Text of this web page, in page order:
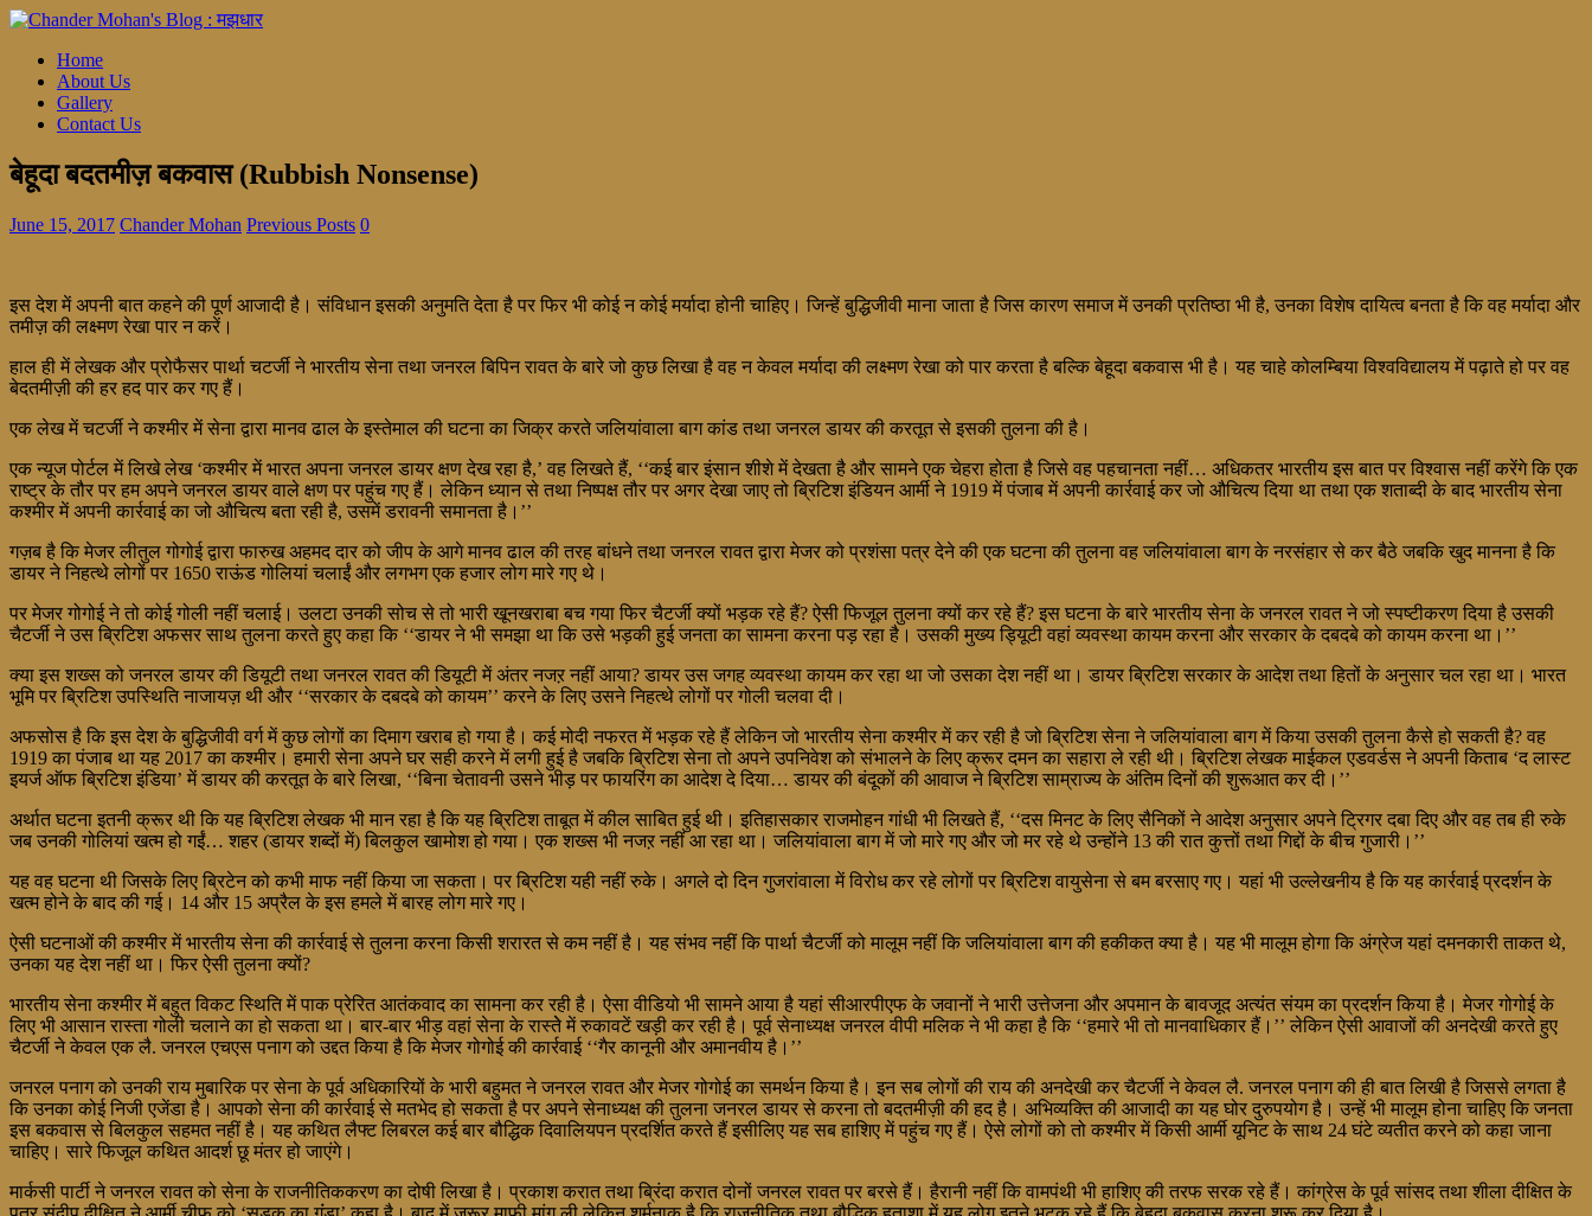
Home
About Us
Gallery
Contact Us
बेहूदा बदतमीज़ बकवास (Rubbish Nonsense)
June 15, 2017 Chander Mohan Previous Posts 0
इस देश में अपनी बात कहने की पूर्ण आजादी है। संविधान इसकी अनुमति देता है पर फिर भी कोई न कोई मर्यादा होनी चाहिए। जिन्हें बुद्धिजीवी माना जाता है जिस कारण समाज में उनकी प्रतिष्ठा भी है, उनका विशेष दायित्व बनता है कि वह मर्यादा और
तमीज़ की लक्ष्मण रेखा पार न करें।
हाल ही में लेखक और प्रोफैसर पार्था चटर्जी ने भारतीय सेना तथा जनरल बिपिन रावत के बारे जो कुछ लिखा है वह न केवल मर्यादा की लक्ष्मण रेखा को पार करता है बल्कि बेहूदा बकवास भी है। यह चाहे कोलम्बिया विश्वविद्यालय में पढ़ाते हो पर वह
बेदतमीज़ी की हर हद पार कर गए हैं।
एक लेख में चटर्जी ने कश्मीर में सेना द्वारा मानव ढाल के इस्तेमाल की घटना का जिक्र करते जलियांवाला बाग कांड तथा जनरल डायर की करतूत से इसकी तुलना की है।
एक न्यूज पोर्टल में लिखे लेख ‘कश्मीर में भारत अपना जनरल डायर क्षण देख रहा है,’ वह लिखते हैं, ‘‘कई बार इंसान शीशे में देखता है और सामने एक चेहरा होता है जिसे वह पहचानता नहीं… अधिकतर भारतीय इस बात पर विश्वास नहीं करेंगे कि एक
राष्ट्र के तौर पर हम अपने जनरल डायर वाले क्षण पर पहुंच गए हैं। लेकिन ध्यान से तथा निष्पक्ष तौर पर अगर देखा जाए तो ब्रिटिश इंडियन आर्मी ने 1919 में पंजाब में अपनी कार्रवाई कर जो औचित्य दिया था तथा एक शताब्दी के बाद भारतीय सेना
कश्मीर में अपनी कार्रवाई का जो औचित्य बता रही है, उसमें डरावनी समानता है।’’
गज़ब है कि मेजर लीतुल गोगोई द्वारा फारुख अहमद दार को जीप के आगे मानव ढाल की तरह बांधने तथा जनरल रावत द्वारा मेजर को प्रशंसा पत्र देने की एक घटना की तुलना वह जलियांवाला बाग के नरसंहार से कर बैठे जबकि खुद मानना है कि
डायर ने निहत्थे लोगों पर 1650 राऊंड गोलियां चलाईं और लगभग एक हजार लोग मारे गए थे।
पर मेजर गोगोई ने तो कोई गोली नहीं चलाई। उलटा उनकी सोच से तो भारी खूनखराबा बच गया फिर चैटर्जी क्यों भड़क रहे हैं? ऐसी फिजूल तुलना क्यों कर रहे हैं? इस घटना के बारे भारतीय सेना के जनरल रावत ने जो स्पष्टीकरण दिया है उसकी
चैटर्जी ने उस ब्रिटिश अफसर साथ तुलना करते हुए कहा कि ‘‘डायर ने भी समझा था कि उसे भड़की हुई जनता का सामना करना पड़ रहा है। उसकी मुख्य ड्यिूटी वहां व्यवस्था कायम करना और सरकार के दबदबे को कायम करना था।’’
क्या इस शख्स को जनरल डायर की डियूटी तथा जनरल रावत की डियूटी में अंतर नजऱ नहीं आया? डायर उस जगह व्यवस्था कायम कर रहा था जो उसका देश नहीं था। डायर ब्रिटिश सरकार के आदेश तथा हितों के अनुसार चल रहा था। भारत
भूमि पर ब्रिटिश उपस्थिति नाजायज़ थी और ‘‘सरकार के दबदबे को कायम’’ करने के लिए उसने निहत्थे लोगों पर गोली चलवा दी।
अफसोस है कि इस देश के बुद्धिजीवी वर्ग में कुछ लोगों का दिमाग खराब हो गया है। कई मोदी नफरत में भड़क रहे हैं लेकिन जो भारतीय सेना कश्मीर में कर रही है जो ब्रिटिश सेना ने जलियांवाला बाग में किया उसकी तुलना कैसे हो सकती है? वह
1919 का पंजाब था यह 2017 का कश्मीर। हमारी सेना अपने घर सही करने में लगी हुई है जबकि ब्रिटिश सेना तो अपने उपनिवेश को संभालने के लिए क्रूर दमन का सहारा ले रही थी। ब्रिटिश लेखक माईकल एडवर्डस ने अपनी किताब ‘द लास्ट
इयर्ज ऑफ ब्रिटिश इंडिया’ में डायर की करतूत के बारे लिखा, ‘‘बिना चेतावनी उसने भीड़ पर फायरिंग का आदेश दे दिया… डायर की बंदूकों की आवाज ने ब्रिटिश साम्राज्य के अंतिम दिनों की शुरूआत कर दी।’’
अर्थात घटना इतनी क्रूर थी कि यह ब्रिटिश लेखक भी मान रहा है कि यह ब्रिटिश ताबूत में कील साबित हुई थी। इतिहासकार राजमोहन गांधी भी लिखते हैं, ‘‘दस मिनट के लिए सैनिकों ने आदेश अनुसार अपने ट्रिगर दबा दिए और वह तब ही रुके
जब उनकी गोलियां खत्म हो गईं… शहर (डायर शब्दों में) बिलकुल खामोश हो गया। एक शख्स भी नजऱ नहीं आ रहा था। जलियांवाला बाग में जो मारे गए और जो मर रहे थे उन्होंने 13 की रात कुत्तों तथा गिद्दों के बीच गुजारी।’’
यह वह घटना थी जिसके लिए ब्रिटेन को कभी माफ नहीं किया जा सकता। पर ब्रिटिश यही नहीं रुके। अगले दो दिन गुजरांवाला में विरोध कर रहे लोगों पर ब्रिटिश वायुसेना से बम बरसाए गए। यहां भी उल्लेखनीय है कि यह कार्रवाई प्रदर्शन के
खत्म होने के बाद की गई। 14 और 15 अप्रैल के इस हमले में बारह लोग मारे गए।
ऐसी घटनाओं की कश्मीर में भारतीय सेना की कार्रवाई से तुलना करना किसी शरारत से कम नहीं है। यह संभव नहीं कि पार्था चैटर्जी को मालूम नहीं कि जलियांवाला बाग की हकीकत क्या है। यह भी मालूम होगा कि अंग्रेज यहां दमनकारी ताकत थे,
उनका यह देश नहीं था। फिर ऐसी तुलना क्यों?
भारतीय सेना कश्मीर में बहुत विकट स्थिति में पाक प्रेरित आतंकवाद का सामना कर रही है। ऐसा वीडियो भी सामने आया है यहां सीआरपीएफ के जवानों ने भारी उत्तेजना और अपमान के बावजूद अत्यंत संयम का प्रदर्शन किया है। मेजर गोगोई के
लिए भी आसान रास्ता गोली चलाने का हो सकता था। बार-बार भीड़ वहां सेना के रास्तेे में रुकावटें खड़ी कर रही है। पूर्व सेनाध्यक्ष जनरल वीपी मलिक ने भी कहा है कि ‘‘हमारे भी तो मानवाधिकार हैं।’’ लेकिन ऐसी आवाजों की अनदेखी करते हुए
चैटर्जी ने केवल एक लै. जनरल एचएस पनाग को उद्दत किया है कि मेजर गोगोई की कार्रवाई ‘‘गैर कानूनी और अमानवीय है।’’
जनरल पनाग को उनकी राय मुबारिक पर सेना के पूर्व अधिकारियों के भारी बहुमत ने जनरल रावत और मेजर गोगोई का समर्थन किया है। इन सब लोगों की राय की अनदेखी कर चैटर्जी ने केवल लै. जनरल पनाग की ही बात लिखी है जिससे लगता है
कि उनका कोई निजी एजेंडा है। आपको सेना की कार्रवाई से मतभेद हो सकता है पर अपने सेनाध्यक्ष की तुलना जनरल डायर से करना तो बदतमीज़ी की हद है। अभिव्यक्ति की आजादी का यह घोर दुरुपयोग है। उन्हें भी मालूम होना चाहिए कि जनता
इस बकवास से बिलकुल सहमत नहीं है। यह कथित लैफ्ट लिबरल कई बार बौद्धिक दिवालियपन प्रदर्शित करते हैं इसीलिए यह सब हाशिए में पहुंच गए हैं। ऐसे लोगों को तो कश्मीर में किसी आर्मी यूनिट के साथ 24 घंटे व्यतीत करने को कहा जाना
चाहिए। सारे फिजूल कथित आदर्श छू मंतर हो जाएंगे।
मार्कसी पार्टी ने जनरल रावत को सेना के राजनीतिककरण का दोषी लिखा है। प्रकाश करात तथा ब्रिंदा करात दोनों जनरल रावत पर बरसे हैं। हैरानी नहीं कि वामपंथी भी हाशिए की तरफ सरक रहे हैं। कांग्रेस के पूर्व सांसद तथा शीला दीक्षित के